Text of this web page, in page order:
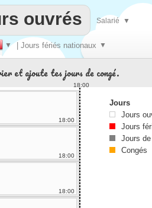
▼ | Jours fériés nationaux ▼
ouvrés Salarié ▼
et ajoute tes jours de congé.
18:00
18:00
18:00
18:00
Jours
Jours
Jours
Jours
Congés